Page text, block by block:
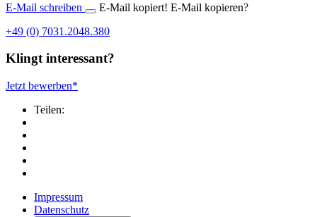
E-Mail schreiben E-Mail kopiert! E-Mail kopieren?
+49 (0) 7031.2048.380
Klingt interessant?
Jetzt bewerben*
Teilen:
Impressum
Datenschutz